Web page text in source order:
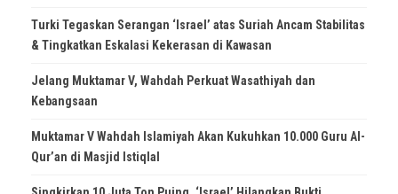
Turki Tegaskan Serangan ‘Israel’ atas Suriah Ancam Stabilitas
& Tingkatkan Eskalasi Kekerasan di Kawasan
Jelang Muktamar V, Wahdah Perkuat Wasathiyah dan
Kebangsaan
Muktamar V Wahdah Islamiyah Akan Kukuhkan 10.000 Guru Al-
Qur’an di Masjid Istiqlal